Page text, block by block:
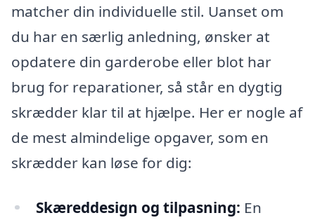
matcher din individuelle stil. Uanset om
du har en særlig anledning, ønsker at
opdatere din garderobe eller blot har
brug for reparationer, så står en dygtig
skrædder klar til at hjælpe. Her er nogle af
de mest almindelige opgaver, som en
skrædder kan løse for dig:
Skæreddesign og tilpasning: En